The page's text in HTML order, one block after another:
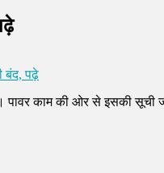
बंद, पढ़े
काम की ओर से इसकी सूची